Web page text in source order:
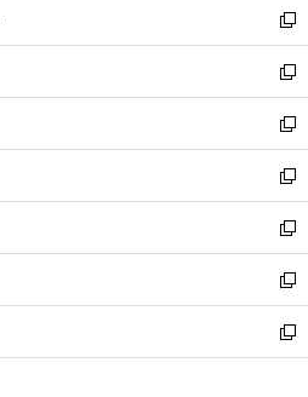
く
ド
ウ
で
開
く
ィ
ン
ド
ウ
で
開
く
い
ウ
ィ
ン
ド
ウ
で
開
く
新
し
い
ウ
ィ
ン
ド
ウ
で
開
く
新
し
い
ウ
ィ
ン
ド
ウ
で
開
く
新
し
い
ウ
ィ
ン
ド
ウ
で
開
新
し
い
ウ
ィ
ン
ド
ウ
新
し
い
ウ
ィ
ン
新
し
い
ウ
新
し